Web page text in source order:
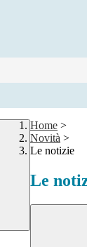
Home >
Novità >
Le notizie
Le